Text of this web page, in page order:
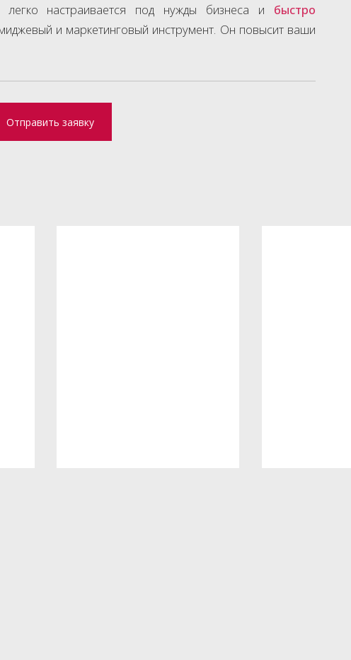
настраивается под нужды бизнеса и быстро
и маркетинговый инструмент. Он повысит ваши
Отправить заявку